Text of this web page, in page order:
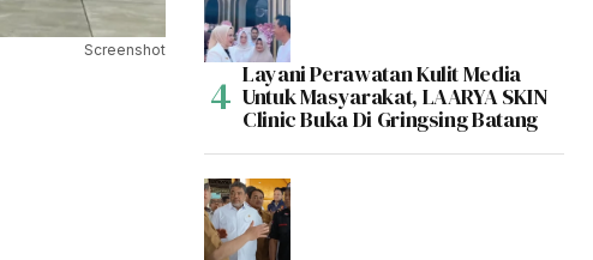
Screenshot
Layani Perawatan Kulit Media
Untuk Masyarakat, LAARYA SKIN
Clinic Buka Di Gringsing Batang